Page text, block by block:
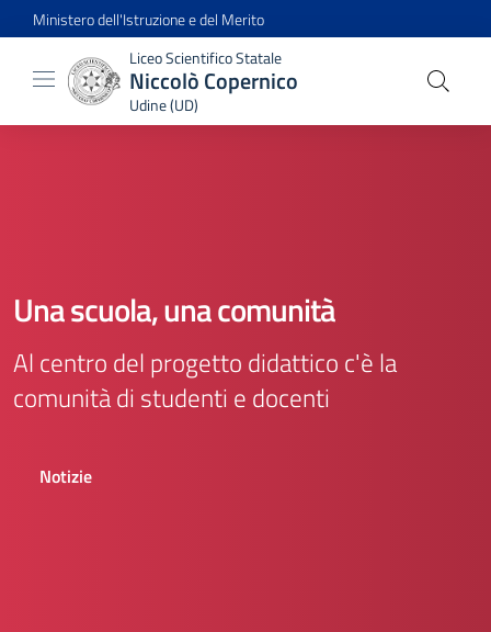
Ministero dell'Istruzione e del Merito
Liceo Scientifico Statale
Niccolò Copernico
Udine (UD)
Una scuola, una comunità
Al centro del progetto didattico c'è la
comunità di studenti e docenti
Notizie